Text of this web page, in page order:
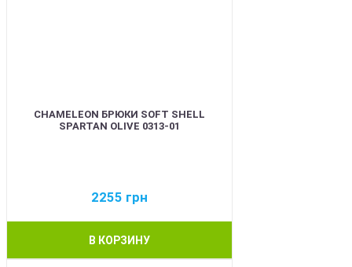
CHAMELEON БРЮКИ SOFT SHELL
SPARTAN OLIVE 0313-01
2255 грн
В КОРЗИНУ